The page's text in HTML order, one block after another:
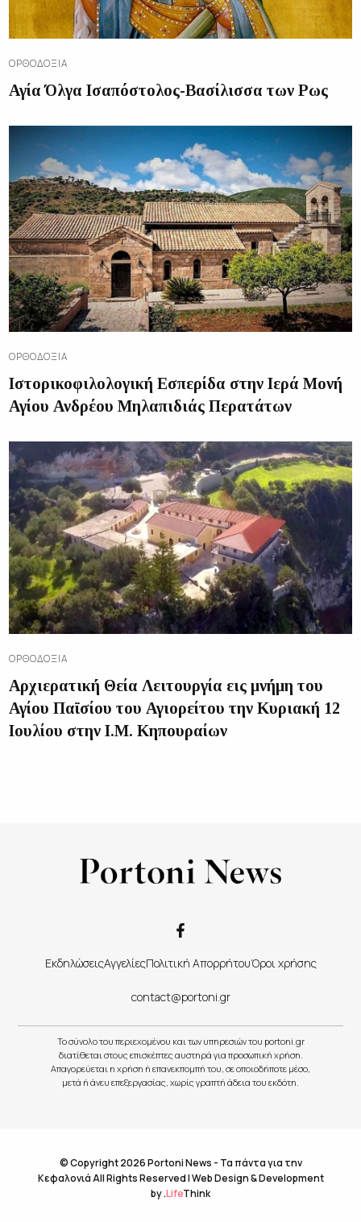
ΟΡΘΟΔΟΞΊΑ
Αγία Όλγα Ισαπόστολος-Βασίλισσα των Ρως
ΟΡΘΟΔΟΞΊΑ
Ιστορικοφιλολογική Εσπερίδα στην Ιερά Μονή
Αγίου Ανδρέου Μηλαπιδιάς Περατάτων
ΟΡΘΟΔΟΞΊΑ
Αρχιερατική Θεία Λειτουργία εις μνήμη του
Αγίου Παϊσίου του Αγιορείτου την Κυριακή 12
Ιουλίου στην Ι.Μ. Κηπουραίων
ΕκδηλώσειςΑγγελίεςΠολιτική ΑπορρήτουΌροι χρήσης
contact@portoni.gr
Το σύνολο του περιεχομένου και των υπηρεσιών του portoni.gr
διατίθεται στους επισκέπτες αυστηρά για προσωπική χρήση.
Απαγορεύεται η χρήση ή επανεκπομπή του, σε οποιοδήποτε μέσο,
μετά ή άνευ επεξεργασίας, χωρίς γραπτή άδεια του εκδότη.
© Copyright 2026 Portoni News - Τα πάντα για την
Κεφαλονιά All Rights Reserved |Web Design & Development
by.LifeThink